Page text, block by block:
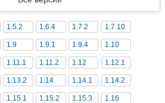
1.5.2 1.6.4 1.7.2 1.7.10
1.9 1.9.1 1.9.4 1.10
1.11.1 1.11.2 1.12 1.12.1
1.13.2 1.14 1.14.1 1.14.2
1.15.1 1.15.2 1.15.3 1.16